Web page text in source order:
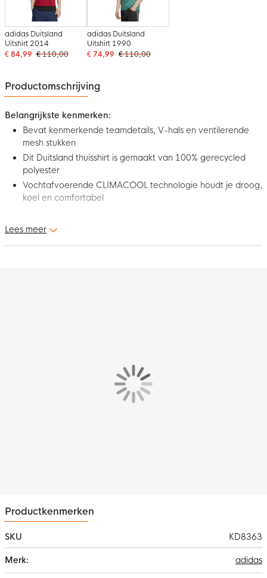
adidas Duitsland
Uitshirt 2014
€ 84,99 € 110,00
adidas Duitsland
Uitshirt 1990
€ 74,99 € 110,00
Productomschrijving
Belangrijkste kenmerken:
Bevat kenmerkende teamdetails, V-hals en ventilerende
mesh stukken
Dit Duitsland thuisshirt is gemaakt van 100% gerecycled
polyester
Vochtafvoerende CLIMACOOL technologie houdt je droog,
koel en comfortabel
Dit is het nieuwe adidas Duitsland Thuisshirt 2026-2028. Dit shirt
Het Duitsland thuisshirt is gemaakt van 100% gerecycled
polyester. Dit materiaal is voorzien van vochtafvoerende
CLIMACOOL technologie, superieure technologieën en
geavanceerde materialen zorgen samen voor een koel, droog
Lees meer
Productkenmerken
SKU
KD8363
informatie
adidas